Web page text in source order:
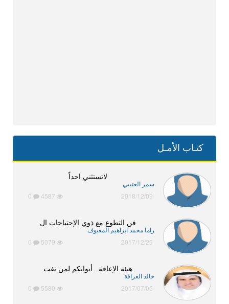
كتـاب الأمـل
لاتستثني احداً
سمر العتيبي
2018/12/09
فن التطوع مع ذوي الإحتياجات ال
راما محمد ابراهيم المعيوف
2017/12/29
هيئة الإعاقة.. أبوابكم لمن تفت
خالد العرافة
2017/07/05